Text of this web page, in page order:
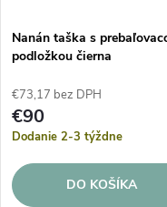
Nanán taška s
podložkou čierna
€73,17 bez DPH
€90
Dodanie 2-3 týždne
DO KOŠÍKA